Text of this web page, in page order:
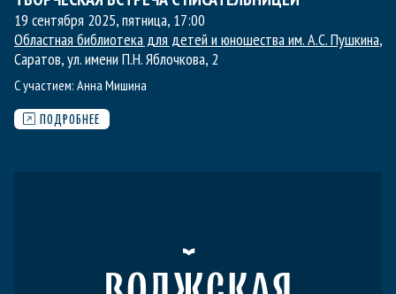
19 сентября 2025, пятница, 17:00
Областная библиотека для детей и юношества им. А.С. Пушкина,
Саратов, ул. имени П.Н. Яблочкова, 2
С участием: Анна Мишина
ПОДРОБНЕЕ